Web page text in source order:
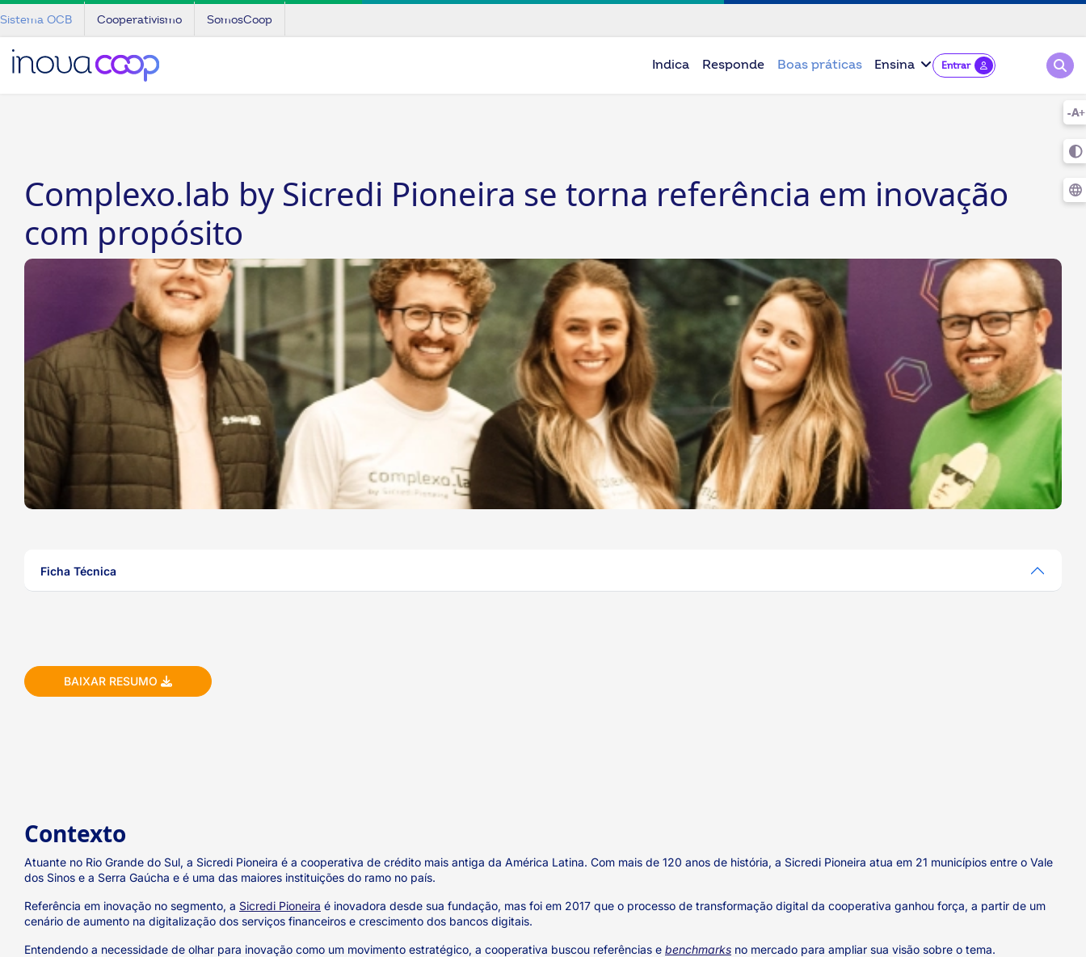
Sistema OCB Cooperativismo SomosCoop
Indica Responde Boas práticas Ensina Entrar
Complexo.lab by Sicredi Pioneira se torna referência em inovação
com propósito
Ficha Técnica
BAIXAR RESUMO
Contexto
Atuante no Rio Grande do Sul, a Sicredi Pioneira é a cooperativa de crédito mais antiga da América Latina. Com mais de 120 anos de história, a Sicredi Pioneira atua em 21 municípios entre o Vale
dos Sinos e a Serra Gaúcha e é uma das maiores instituições do ramo no país.
Referência em inovação no segmento, a Sicredi Pioneira é inovadora desde sua fundação, mas foi em 2017 que o processo de transformação digital da cooperativa ganhou força, a partir de um
cenário de aumento na digitalização dos serviços financeiros e crescimento dos bancos digitais.
Entendendo a necessidade de olhar para inovação como um movimento estratégico, a cooperativa buscou referências e benchmarks no mercado para ampliar sua visão sobre o tema.